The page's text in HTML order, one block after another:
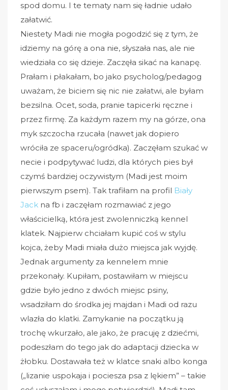
spod domu. I te tematy nam się ładnie udało
załatwić.
Niestety Madi nie mogła pogodzić się z tym, że
idziemy na górę a ona nie, słyszała nas, ale nie
wiedziała co się dzieje. Zaczęła sikać na kanapę.
Prałam i płakałam, bo jako psycholog/pedagog
uważam, że biciem się nic nie załatwi, ale byłam
bezsilna. Ocet, soda, pranie tapicerki ręczne i
przez firmę. Za każdym razem my na górze, ona
myk szczocha rzucała (nawet jak dopiero
wróciła ze spaceru/ogródka). Zaczęłam szukać w
necie i podpytywać ludzi, dla których pies był
czymś bardziej oczywistym (Madi jest moim
pierwszym psem). Tak trafiłam na profil Biały
Jack na fb i zaczęłam rozmawiać z jego
właścicielką, która jest zwolenniczką kennel
klatek. Najpierw chciałam kupić coś w stylu
kojca, żeby Madi miała dużo miejsca jak wyjdę.
Jednak argumenty za kennelem mnie
przekonały. Kupiłam, postawiłam w miejscu
gdzie było jedno z dwóch miejsc psiny,
wsadziłam do środka jej majdan i Madi od razu
wlazła do klatki. Zamykanie na początku ją
trochę wkurzało, ale jako, że pracuję z dziećmi,
podeszłam do tego jak do adaptacji dziecka w
żłobku. Dostawała też w klatce snaki albo konga
(„lizanie uspokaja i pociesza psa z lękiem” – takie